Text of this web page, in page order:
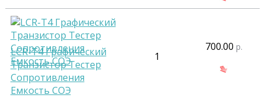
LCR-T4 Графический
Транзистор Тестер
Сопротивления
Емкость СОЭ
1
700.00 р.